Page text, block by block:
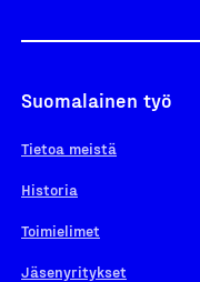
Suomalainen työ
Tietoa meistä
Historia
Toimielimet
Jäsenyritykset